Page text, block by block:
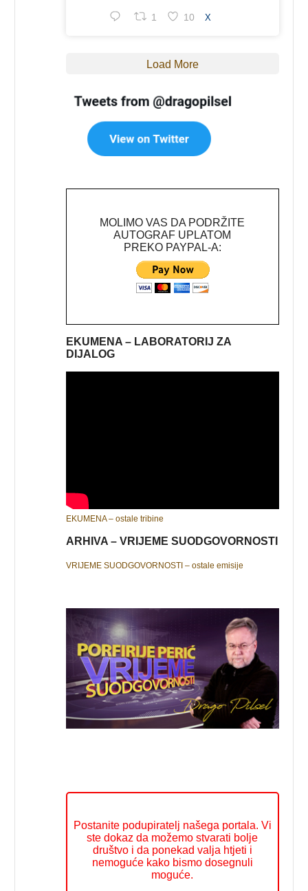
1 10 X
Load More
MOLIMO VAS DA PODRŽITE
AUTOGRAF UPLATOM
PREKO PAYPAL-A:
EKUMENA – LABORATORIJ ZA
DIJALOG
EKUMENA – ostale tribine
ARHIVA – VRIJEME SUODGOVORNOSTI
VRIJEME SUODGOVORNOSTI – ostale emisije
Postanite podupiratelj našega portala. Vi
ste dokaz da možemo stvarati bolje
društvo i da ponekad valja htjeti i
nemoguće kako bismo dosegnuli
moguće.